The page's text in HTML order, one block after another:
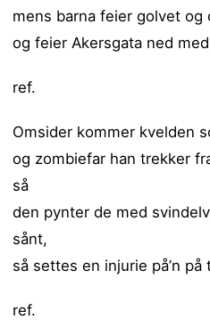
mens barna feier golvet og
og feier Akersgata ned
ref.
Omsider kommer kvelden
og zombiefar han trekker
så
den pynter de med
sånt,
så settes en injurie på’n på
ref.